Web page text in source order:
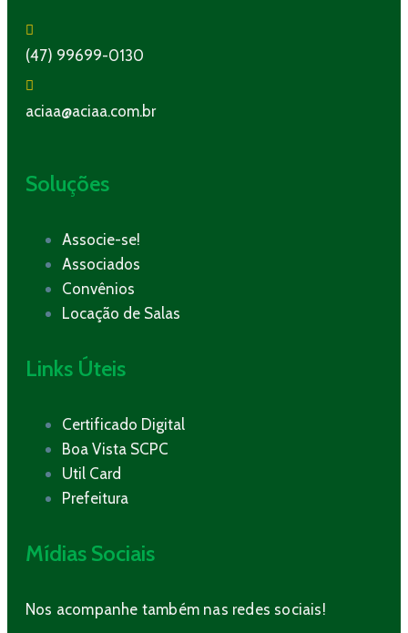
(47) 99699-0130
aciaa@aciaa.com.br
Soluções
Associe-se!
Associados
Convênios
Locação de Salas
Links Úteis
Certificado Digital
Boa Vista SCPC
Util Card
Prefeitura
Mídias Sociais
Nos acompanhe também nas redes sociais!